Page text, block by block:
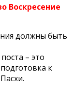
Воскресение
должны быть
– это
к